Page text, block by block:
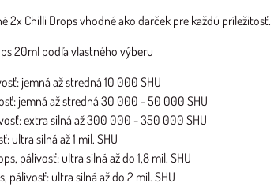
2x Chilli Drops vhodné ako darček pre každú príležitosť.
20ml podľa vlastného výberu
jemná až stredná 10 000 SHU
jemná až stredná 30 000 - 50 000 SHU
extra silná až 300 000 - 350 000 SHU
ultra silná až 1 mil. SHU
pálivosť: ultra silná až do 1,8 mil. SHU
pálivosť: ultra silná až do 2 mil. SHU